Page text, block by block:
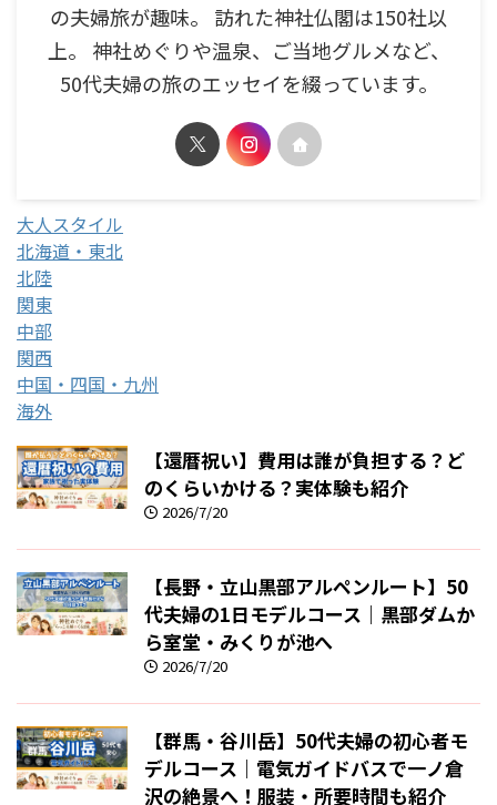
の夫婦旅が趣味。 訪れた神社仏閣は150社以
上。 神社めぐりや温泉、ご当地グルメなど、
50代夫婦の旅のエッセイを綴っています。
大人スタイル
北海道・東北
北陸
関東
中部
関西
中国・四国・九州
海外
【還暦祝い】費用は誰が負担する？ど
のくらいかける？実体験も紹介
2026/7/20
【長野・立山黒部アルペンルート】50
代夫婦の1日モデルコース｜黒部ダムか
ら室堂・みくりが池へ
2026/7/20
【群馬・谷川岳】50代夫婦の初心者モ
デルコース｜電気ガイドバスで一ノ倉
沢の絶景へ！服装・所要時間も紹介